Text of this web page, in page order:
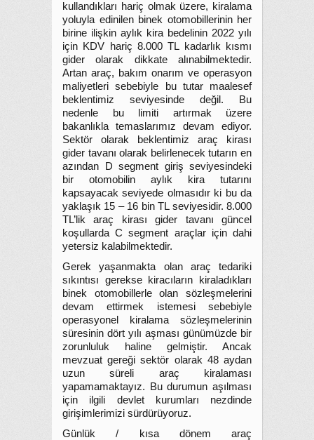
kullandıkları hariç olmak üzere, kiralama
yoluyla edinilen binek otomobillerinin her
birine ilişkin aylık kira bedelinin 2022 yılı
için KDV hariç 8.000 TL kadarlık kısmı
gider olarak dikkate alınabilmektedir.
Artan araç, bakım onarım ve operasyon
maliyetleri sebebiyle bu tutar maalesef
beklentimiz seviyesinde değil. Bu
nedenle bu limiti artırmak üzere
bakanlıkla temaslarımız devam ediyor.
Sektör olarak beklentimiz araç kirası
gider tavanı olarak belirlenecek tutarın en
azından D segment giriş seviyesindeki
bir otomobilin aylık kira tutarını
kapsayacak seviyede olmasıdır ki bu da
yaklaşık 15 – 16 bin TL seviyesidir. 8.000
TL’lik araç kirası gider tavanı güncel
koşullarda C segment araçlar için dahi
yetersiz kalabilmektedir.
Gerek yaşanmakta olan araç tedariki
sıkıntısı gerekse kiracıların kiraladıkları
binek otomobillerle olan sözleşmelerini
devam ettirmek istemesi sebebiyle
operasyonel kiralama sözleşmelerinin
süresinin dört yılı aşması günümüzde bir
zorunluluk haline gelmiştir. Ancak
mevzuat gereği sektör olarak 48 aydan
uzun süreli araç kiralaması
yapamamaktayız. Bu durumun aşılması
için ilgili devlet kurumları nezdinde
girişimlerimizi sürdürüyoruz.
Günlük / kısa dönem araç